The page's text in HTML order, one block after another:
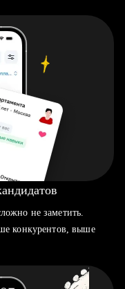
не заметить.
конкурентов, выше